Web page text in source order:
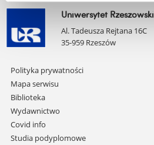
Uniwersytet Rzeszowski
Al. Tadeusza Rejtana 16C
35-959 Rzeszów
Pomiń
nawigację
i
przejdź
do
treści
Polityka prywatności
Mapa serwisu
Biblioteka
Wydawnictwo
Covid info
Studia podyplomowe